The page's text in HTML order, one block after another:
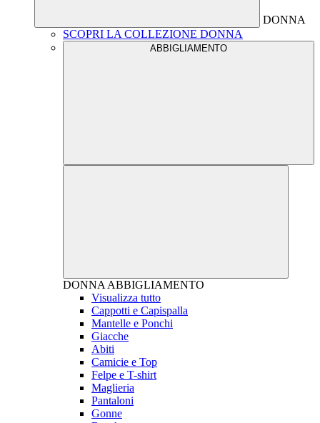
DONNA
SCOPRI LA COLLEZIONE DONNA
ABBIGLIAMENTO
DONNA ABBIGLIAMENTO
Visualizza tutto
Cappotti e Capispalla
Mantelle e Ponchi
Giacche
Abiti
Camicie e Top
Felpe e T-shirt
Maglieria
Pantaloni
Gonne